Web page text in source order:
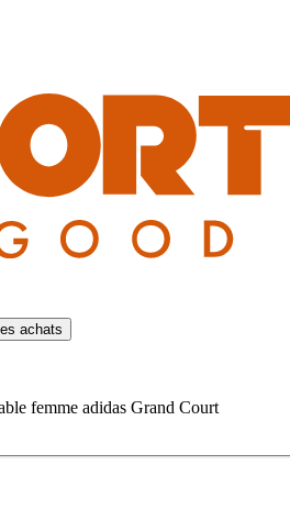
achats
femme adidas Grand Court